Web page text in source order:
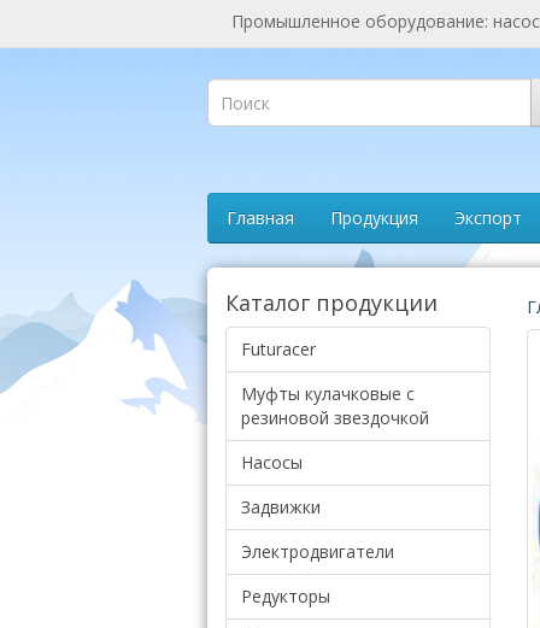
Промышленное оборудование:
Главная Продукция Экспорт
Каталог продукции
Futuracer
Муфты кулачковые с
резиновой звездочкой
Насосы
Задвижки
Электродвигатели
Редукторы